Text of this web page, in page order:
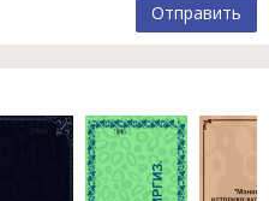
Отправить